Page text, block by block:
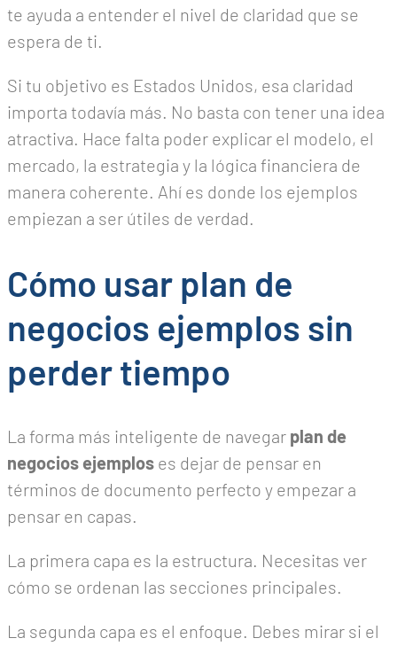
te ayuda a entender el nivel de claridad que se
espera de ti.
Si tu objetivo es Estados Unidos, esa claridad
importa todavía más. No basta con tener una idea
atractiva. Hace falta poder explicar el modelo, el
mercado, la estrategia y la lógica financiera de
manera coherente. Ahí es donde los ejemplos
empiezan a ser útiles de verdad.
Cómo usar plan de
negocios ejemplos sin
perder tiempo
La forma más inteligente de navegar plan de
negocios ejemplos es dejar de pensar en
términos de documento perfecto y empezar a
pensar en capas.
La primera capa es la estructura. Necesitas ver
cómo se ordenan las secciones principales.
La segunda capa es el enfoque. Debes mirar si el